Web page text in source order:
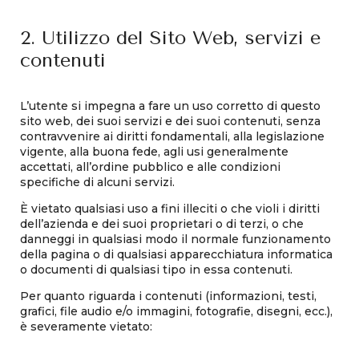
2. Utilizzo del Sito Web, servizi e
contenuti
L’utente si impegna a fare un uso corretto di questo
sito web, dei suoi servizi e dei suoi contenuti, senza
contravvenire ai diritti fondamentali, alla legislazione
vigente, alla buona fede, agli usi generalmente
accettati, all’ordine pubblico e alle condizioni
specifiche di alcuni servizi.
È vietato qualsiasi uso a fini illeciti o che violi i diritti
dell’azienda e dei suoi proprietari o di terzi, o che
danneggi in qualsiasi modo il normale funzionamento
della pagina o di qualsiasi apparecchiatura informatica
o documenti di qualsiasi tipo in essa contenuti.
Per quanto riguarda i contenuti (informazioni, testi,
grafici, file audio e/o immagini, fotografie, disegni, ecc.),
è severamente vietato: